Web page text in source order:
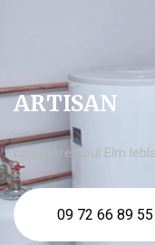
ARTISAN
chaudière fioul Elm
09 72 66 89 55